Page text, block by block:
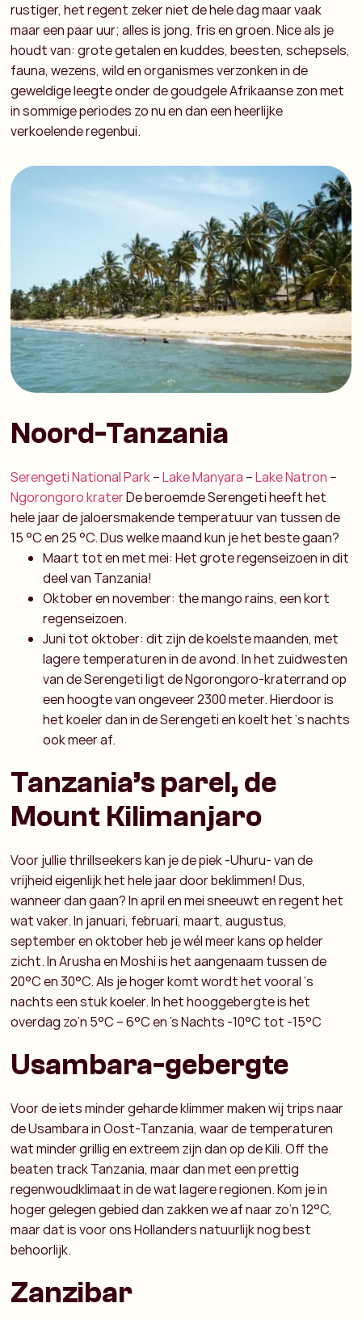
rustiger, het regent zeker niet de hele dag maar vaak
maar een paar uur; alles is jong, fris en groen. Nice als je
houdt van: grote getalen en kuddes, beesten, schepsels,
fauna, wezens, wild en organismes verzonken in de
geweldige leegte onder de goudgele Afrikaanse zon met
in sommige periodes zo nu en dan een heerlijke
verkoelende regenbui.
Noord-Tanzania
Serengeti National Park–Lake Manyara –Lake Natron –
Ngorongoro kraterDe beroemde Serengeti heeft het
hele jaar de jaloersmakende temperatuur van tussen de
15 °C en 25 °C. Dus welke maand kun je het beste gaan?
Maart tot en met mei: Het grote regenseizoen in dit
deel van Tanzania!
Oktober en november: the mango rains, een kort
regenseizoen.
Juni tot oktober: dit zijn de koelste maanden, met
lagere temperaturen in de avond. In het zuidwesten
van de Serengeti ligt de Ngorongoro-kraterrand op
een hoogte van ongeveer 2300 meter. Hierdoor is
het koeler dan in de Serengeti en koelt het ‘s nachts
ook meer af.
Tanzania’s parel, de
Mount Kilimanjaro
Voor jullie thrillseekers kan je de piek -Uhuru- van de
vrijheid eigenlijk het hele jaar door beklimmen! Dus,
wanneer dan gaan? In april en mei sneeuwt en regent het
wat vaker. In januari, februari, maart, augustus,
september en oktober heb je wél meer kans op helder
zicht. In Arusha en Moshi is het aangenaam tussen de
20°C en 30°C. Als je hoger komt wordt het vooral ‘s
nachts een stuk koeler. In het hooggebergte is het
overdag zo’n 5°C – 6°C en ’s Nachts -10°C tot -15°C
Usambara-gebergte
Voor de iets minder geharde klimmer maken wij trips naar
de Usambara in Oost-Tanzania, waar de temperaturen
wat minder grillig en extreem zijn dan op de Kili. Off the
beaten track Tanzania, maar dan met een prettig
regenwoudklimaat in de wat lagere regionen. Kom je in
hoger gelegen gebied dan zakken we af naar zo’n 12°C,
maar dat is voor ons Hollanders natuurlijk nog best
behoorlijk.
Zanzibar